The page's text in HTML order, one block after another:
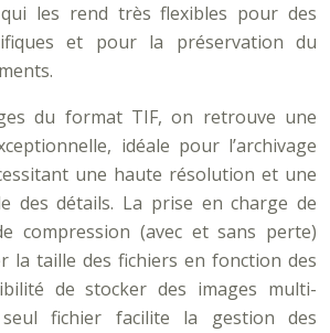
qui les rend très flexibles pour des
et pour la préservation du
du format TIF, on retrouve une
idéale pour l’archivage
une haute résolution et une
des détails. La prise en charge de
compression (avec et sans perte)
la taille des fichiers en fonction des
de stocker des images multi-
fichier facilite la gestion des